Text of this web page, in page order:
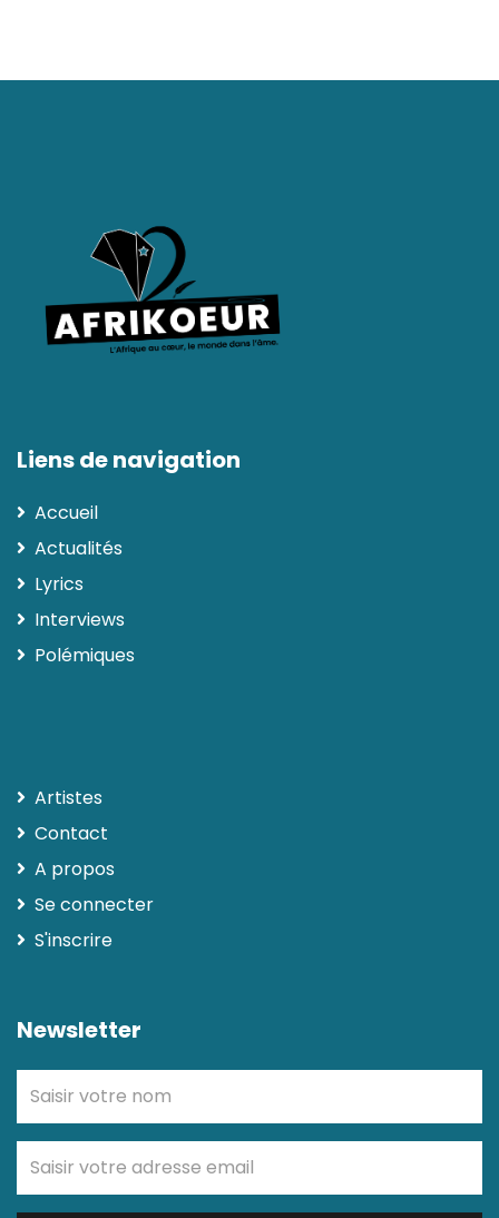
Liens de navigation
Accueil
Actualités
Lyrics
Interviews
Polémiques
Artistes
Contact
A propos
Se connecter
S'inscrire
Newsletter